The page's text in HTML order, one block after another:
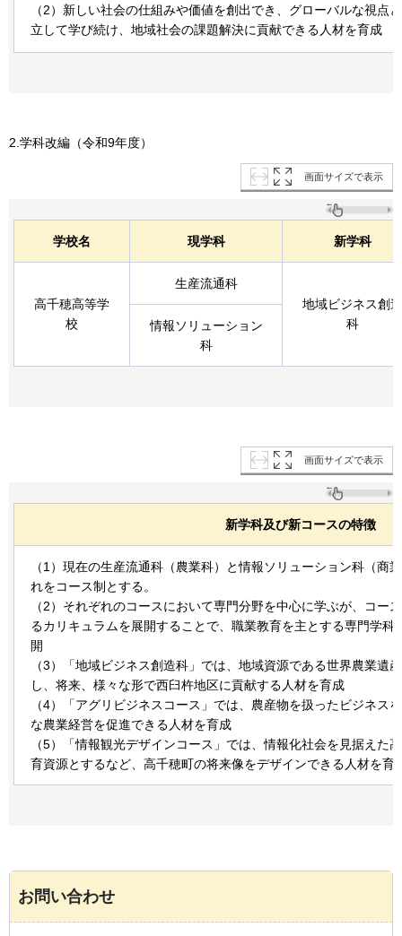
（2）新しい社会の仕組みや価値を創出でき、グローバルな視点
立して学び続け、地域社会の課題解決に貢献できる人材を育成
2.学科改編（令和9年度）
画面サイズで表示
学校名 現学科 新学科
高千穂高等学
校
生産流通科
地域ビジネス創造
科
情報ソリューション
科
画面サイズで表示
新学科及び新コースの特徴
（1）現在の生産流通科（農業科）と情報ソリューション科（商
れをコース制とする。
（2）それぞれのコースにおいて専門分野を中心に学ぶが、コー
るカリキュラムを展開することで、職業教育を主とする専門学科
開
（3）「地域ビジネス創造科」では、地域資源である世界農業遺
し、将来、様々な形で西臼杵地区に貢献する人材を育成
（4）「アグリビジネスコース」では、農産物を扱ったビジネス
な農業経営を促進できる人材を育成
（5）「情報観光デザインコース」では、情報化社会を見据えた
育資源とするなど、高千穂町の将来像をデザインできる人材を育
お問い合わせ